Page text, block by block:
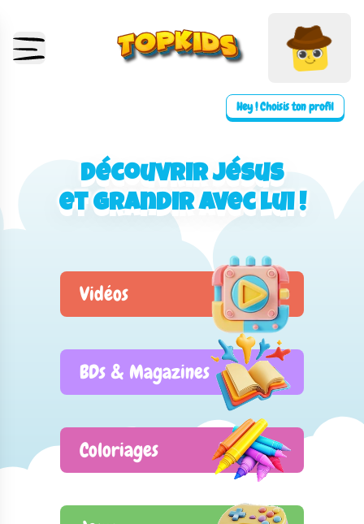
Hey ! Choisis ton profil
Découvrir Jésus
et grandir avec lui !
Découvrir Jésus
et grandir avec lui !
Vidéos
BDs & Magazines
Coloriages